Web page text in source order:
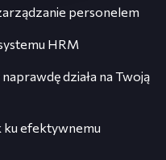
personelem
HRM
działa na Twoją
ku efektywnemu